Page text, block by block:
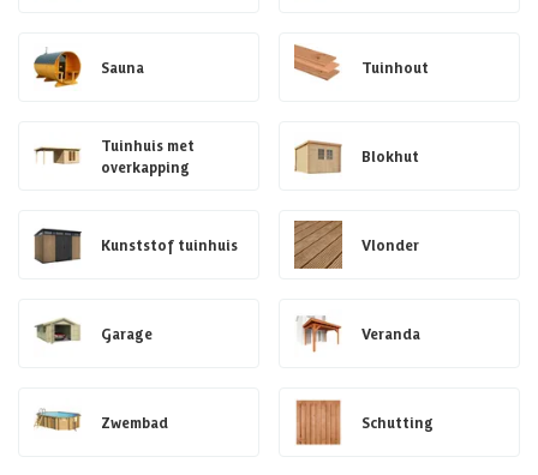
Sauna Tuinhout
Tuinhuis met
overkapping
Blokhut
Kunststof tuinhuis Vlonder
Garage Veranda
Zwembad Schutting